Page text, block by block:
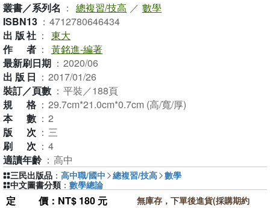
叢書／系列名 ： 總複習/技高 ／ 數學
ISBN13 ： 4712780646434
出版社 ： 東大
作者 ： 黃銘進-編著
最新刷日期 ： 2020/06
出版日 ： 2017/01/26
裝訂／頁數 ： 平裝／188頁
規格 ： 29.7cm*21.0cm*0.7cm (高/寬/厚)
本數 ： 2
版次 ： 三
刷次 ： 4
適讀年齡 ： 高中
定價 ：NT$ 180 元
無庫存，下單後進貨(採購期約
三民出版品 ： 高中職/國中 總複習/技高 數學
中文圖書分類 ： 數學總論